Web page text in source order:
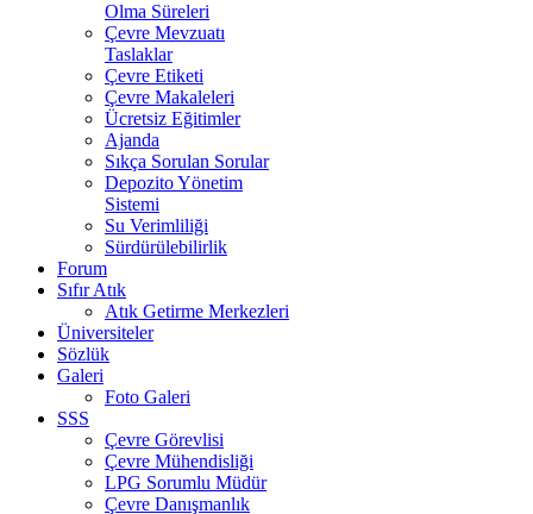
Olma Süreleri
Çevre Mevzuatı
Taslaklar
Çevre Etiketi
Çevre Makaleleri
Ücretsiz Eğitimler
Ajanda
Sıkça Sorulan Sorular
Depozito Yönetim
Sistemi
Su Verimliliği
Sürdürülebilirlik
Forum
Sıfır Atık
Atık Getirme Merkezleri
Üniversiteler
Sözlük
Galeri
Foto Galeri
SSS
Çevre Görevlisi
Çevre Mühendisliği
LPG Sorumlu Müdür
Çevre Danışmanlık